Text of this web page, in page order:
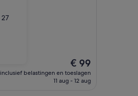
27
De
prijs
is
€ 99
inclusief belastingen en toeslagen
11 aug - 12 aug